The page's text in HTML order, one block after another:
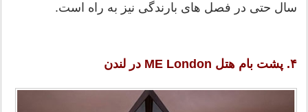
سال حتی در فصل های بارندگی نیز به راه است.
۴. پشت بام هتل ME London در لندن